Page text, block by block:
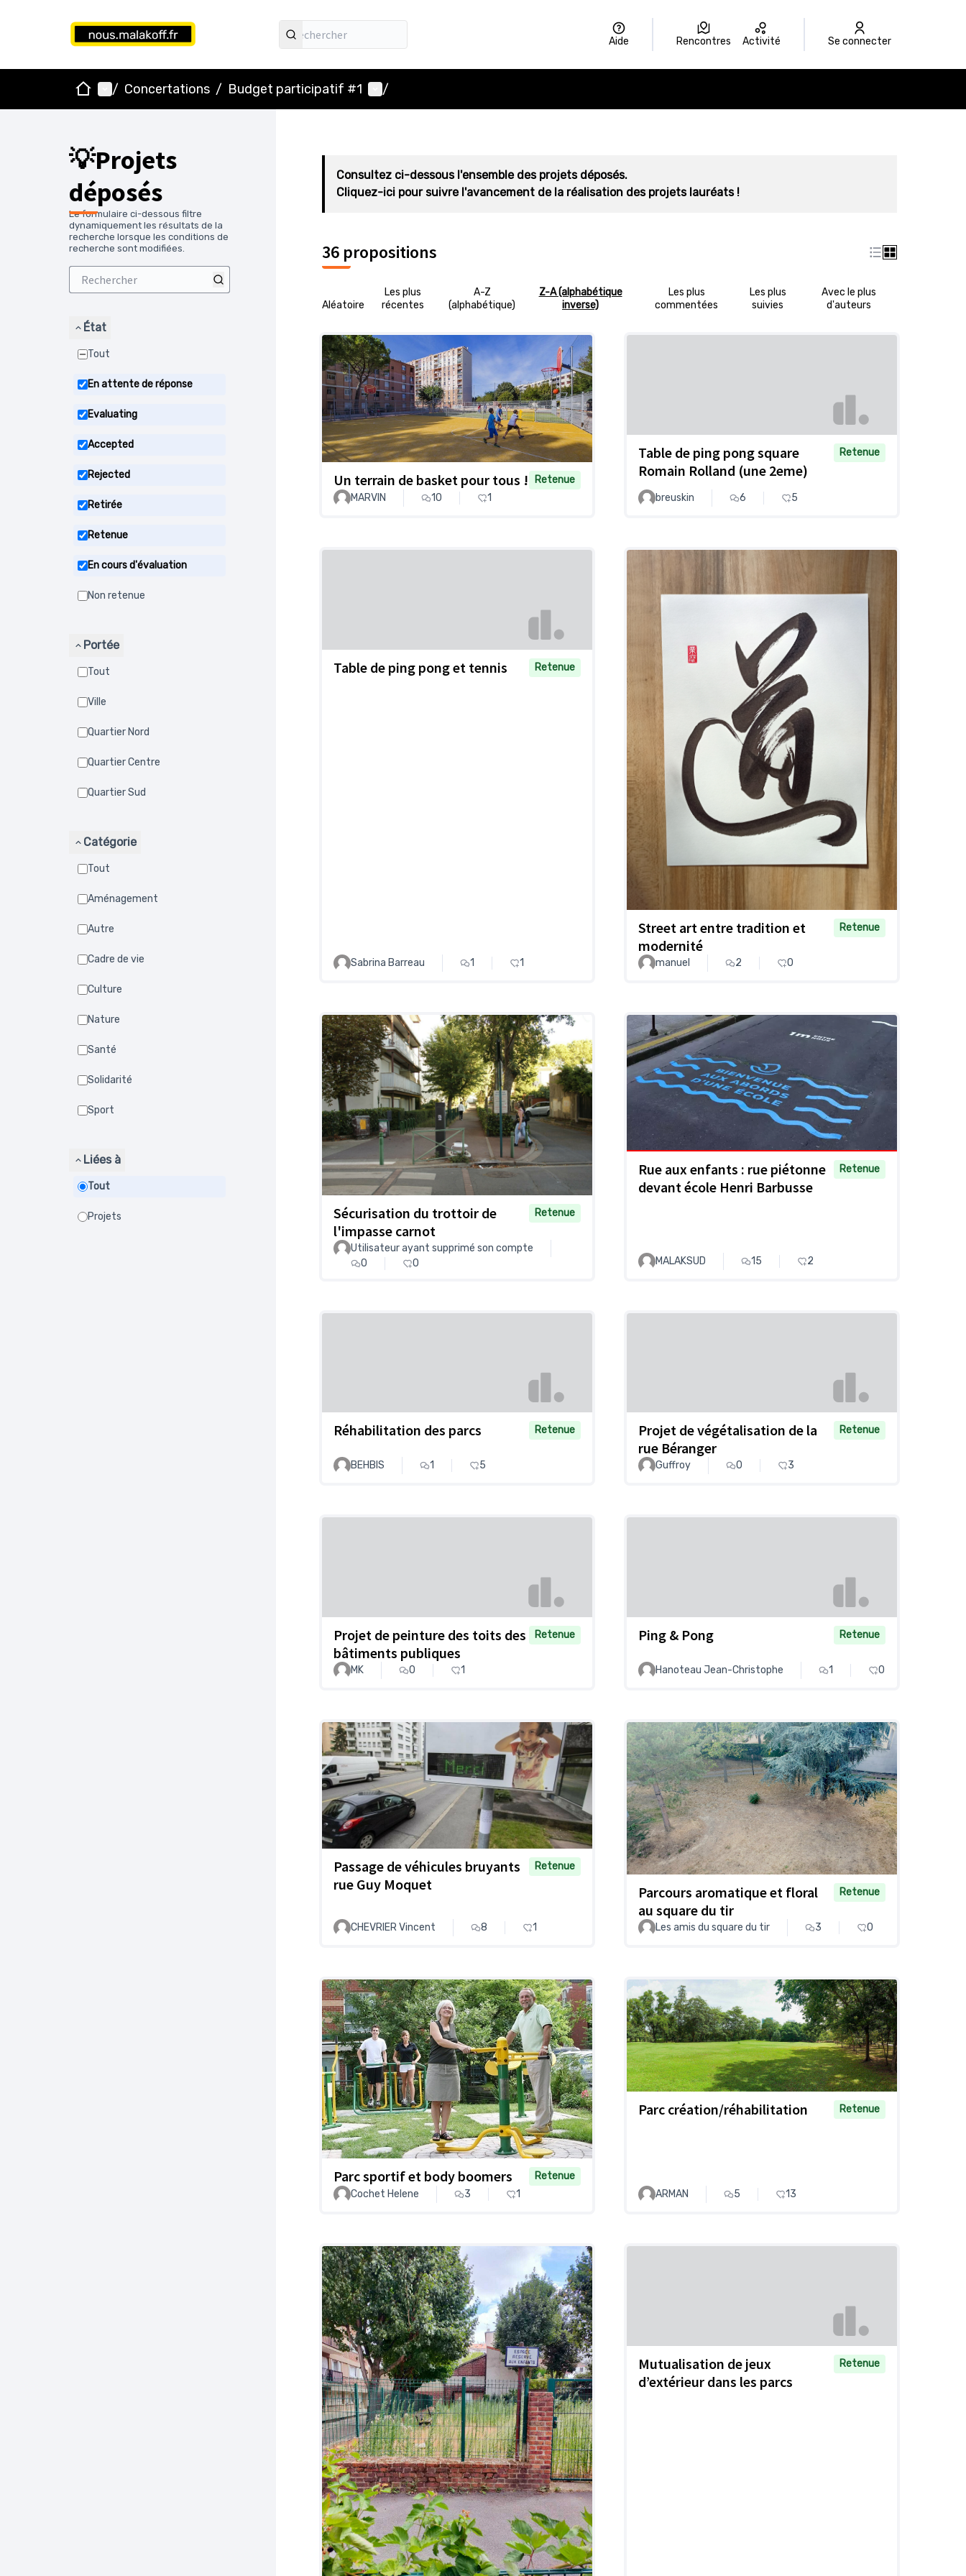
Aide Rencontres Activité Se connecter
AccueilMenu principal
/ Concertations / Budget participatif #1 Menu utilisateur
/
💡Projets
déposés
Le formulaire ci-dessous filtre
dynamiquement les résultats de la
recherche lorsque les conditions de
recherche sont modifiées.
État
Tout
En attente de réponse
Evaluating
Accepted
Rejected
Retirée
Retenue
En cours d'évaluation
Non retenue
Portée
Tout
Ville
Quartier Nord
Quartier Centre
Quartier Sud
Catégorie
Tout
Aménagement
Autre
Cadre de vie
Culture
Nature
Santé
Solidarité
Sport
Liées à
Tout
Projets
Consultez ci-dessous l'ensemble des projets déposés.
Cliquez-ici pour suivre l'avancement de la réalisation des projets lauréats !
36 propositions
Aléatoire
Les plus
récentes
A-Z
(alphabétique)
Z-A (alphabétique
inverse)
Les plus
commentées
Les plus
suivies
Avec le plus
d'auteurs
Un terrain de basket pour tous !
Retenue
MARVIN
10 1
Table de ping pong square
Romain Rolland (une 2eme)
Retenue
breuskin 6 5
Table de ping pong et tennis Retenue
Sabrina Barreau 1 1
Street art entre tradition et
modernité
Retenue
manuel 2 0
Sécurisation du trottoir de
l'impasse carnot
Retenue
Utilisateur ayant supprimé son compte
0
0
Rue aux enfants : rue piétonne
devant école Henri Barbusse
Retenue
MALAKSUD 15 2
Réhabilitation des parcs Retenue
BEHBIS 1 5
Projet de végétalisation de la
rue Béranger
Retenue
Guffroy 0 3
Projet de peinture des toits des
bâtiments publiques
Retenue
MK 0 1
Ping & Pong Retenue
Hanoteau Jean-Christophe 1 0
Passage de véhicules bruyants
rue Guy Moquet
Retenue
CHEVRIER Vincent 8 1
Parcours aromatique et floral
au square du tir
Retenue
Les amis du square du tir 3 0
Parc sportif et body boomers
Retenue
Cochet Helene
3 1
Parc création/réhabilitation Retenue
ARMAN 5 13
Mutualisation de jeux
d’extérieur dans les parcs
Retenue